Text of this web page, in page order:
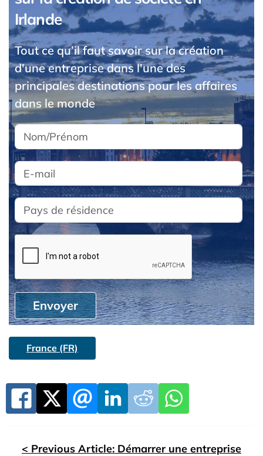
Irlande
Tout ce qu’il faut savoir sur la création
d'une entreprise dans l'une des
principales destinations pour les affaires
dans le monde
Envoyer
France (FR)
< Previous Article: Démarrer une entreprise